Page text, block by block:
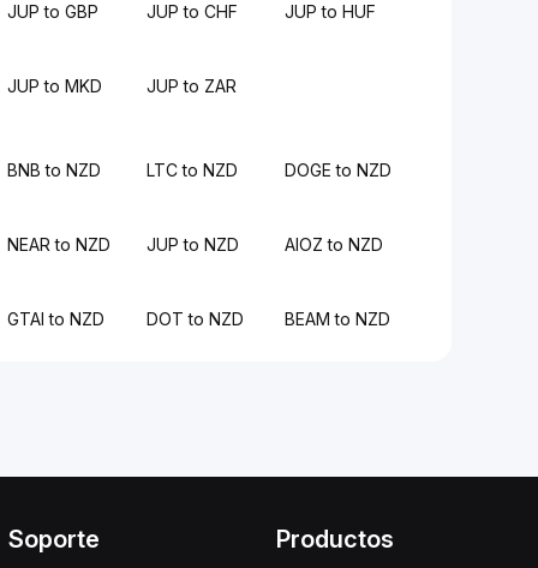
JUP to GBP JUP to CHF JUP to HUF
JUP to MKD JUP to ZAR
BNB to NZD LTC to NZD DOGE to NZD
NEAR to NZD JUP to NZD AIOZ to NZD
GTAI to NZD DOT to NZD BEAM to NZD
Soporte Productos